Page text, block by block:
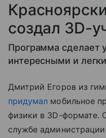
создал 3D-
Программа сделает
интересными и
Дмитрий Егоров из
придумал мобильное
физики в 3D-формате.
службе